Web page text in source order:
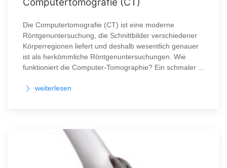
Die Computertomografie (CT) ist eine moderne
Röntgenuntersuchung, die Schnittbilder verschiedener
Körperregionen liefert und deshalb wesentlich genauer
ist als herkömmliche Röntgenuntersuchungen. Wie
funktioniert die Computer-Tomographie? Ein schmaler ...
weiterlesen